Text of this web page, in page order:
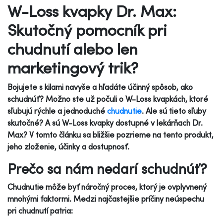
W-Loss kvapky Dr. Max:
Skutočný pomocník pri
chudnutí alebo len
marketingový trik?
Bojujete s kilami navyše a hľadáte účinný spôsob, ako
schudnúť? Možno ste už počuli o W-Loss kvapkách, ktoré
sľubujú rýchle a jednoduché chudnutie. Ale sú tieto sľuby
skutočné? A sú W-Loss kvapky dostupné v lekárňach Dr.
Max? V tomto článku sa bližšie pozrieme na tento produkt,
jeho zloženie, účinky a dostupnosť.
Prečo sa nám nedarí schudnúť?
Chudnutie môže byť náročný proces, ktorý je ovplyvnený
mnohými faktormi. Medzi najčastejšie príčiny neúspechu
pri chudnutí patria: